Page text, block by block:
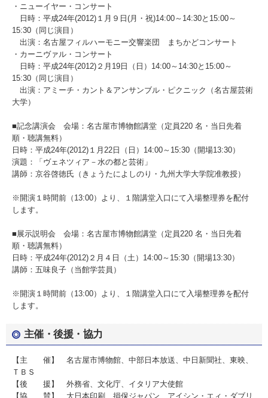
・ニューイヤー・コンサート
日時：平成24年(2012)１月９日(月・祝)14:00～14:30と15:00～
15:30（同じ演目）
出演：名古屋フィルハーモニー交響楽団 まちかどコンサート
・カーニヴァル・コンサート
日時：平成24年(2012)２月19日（日）14:00～14:30と15:00～
15:30（同じ演目）
出演：アミーチ・カント＆アンサンブル・ピクニック（名古屋芸術
大学）
■記念講演会 会場：名古屋市博物館講堂（定員220 名・当日先着
順・聴講無料）
日時：平成24年(2012)１月22日（日）14:00～15:30（開場13:30）
演題：「ヴェネツィア－水の都と芸術」
講師：京谷啓徳氏（きょうたによしのり・九州大学大学院准教授）
※開演１時間前（13:00）より、１階講堂入口にて入場整理券を配付
します。
■展示説明会 会場：名古屋市博物館講堂（定員220 名・当日先着
順・聴講無料）
日時：平成24年(2012)２月４日（土）14:00～15:30（開場13:30）
講師：五味良子（当館学芸員）
※開演１時間前（13:00）より、１階講堂入口にて入場整理券を配付
します。
主催・後援・協力
【主 催】 名古屋市博物館、中部日本放送、中日新聞社、東映、
ＴＢＳ
【後 援】 外務省、文化庁、イタリア大使館
【協 賛】 大日本印刷、損保ジャパン、アイシン・エィ・ダブリ